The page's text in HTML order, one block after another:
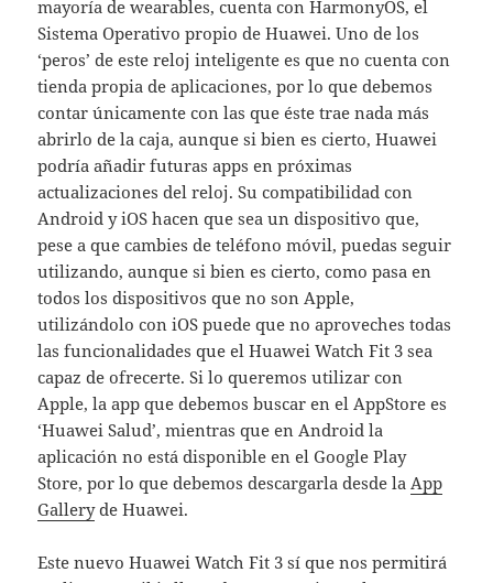
mayoría de wearables, cuenta con HarmonyOS, el
Sistema Operativo propio de Huawei. Uno de los
‘peros’ de este reloj inteligente es que no cuenta con
tienda propia de aplicaciones, por lo que debemos
contar únicamente con las que éste trae nada más
abrirlo de la caja, aunque si bien es cierto, Huawei
podría añadir futuras apps en próximas
actualizaciones del reloj. Su compatibilidad con
Android y iOS hacen que sea un dispositivo que,
pese a que cambies de teléfono móvil, puedas seguir
utilizando, aunque si bien es cierto, como pasa en
todos los dispositivos que no son Apple,
utilizándolo con iOS puede que no aproveches todas
las funcionalidades que el Huawei Watch Fit 3 sea
capaz de ofrecerte. Si lo queremos utilizar con
Apple, la app que debemos buscar en el AppStore es
‘Huawei Salud’, mientras que en Android la
aplicación no está disponible en el Google Play
Store, por lo que debemos descargarla desde la App
Galleryde Huawei.
Este nuevo Huawei Watch Fit 3 sí que nos permitirá